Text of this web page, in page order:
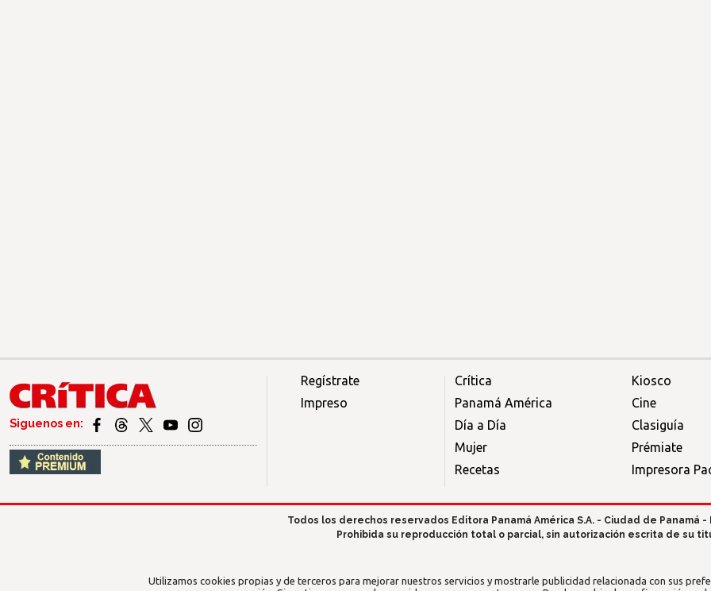
Siguenos en:
Regístrate
Impreso
Crítica
Panamá América
Día a Día
Mujer
Recetas
Kiosco
Cine
Clasiguía
Prémiate
Impresora
Todos los derechos reservados Editora Panamá América S.A. - Ciudad de Panamá -
Prohibida su reproducción total o parcial, sin autorización escrita de su
Utilizamos cookies propias y de terceros para mejorar nuestros servicios y mostrarle publicidad relacionada con sus